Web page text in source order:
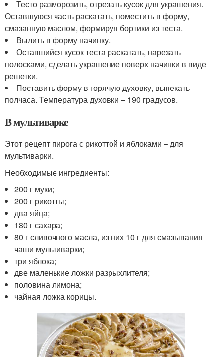
Тесто разморозить, отрезать кусок для украшения.
Оставшуюся часть раскатать, поместить в форму,
смазанную маслом, формируя бортики из теста.
Вылить в форму начинку.
Оставшийся кусок теста раскатать, нарезать
полосками, сделать украшение поверх начинки в виде
решетки.
Поставить форму в горячую духовку, выпекать
полчаса. Температура духовки – 190 градусов.
В мультиварке
Этот рецепт пирога с рикоттой и яблоками – для
мультиварки.
Необходимые ингредиенты:
200 г муки;
200 г рикотты;
два яйца;
180 г сахара;
80 г сливочного масла, из них 10 г для смазывания
чаши мультиварки;
три яблока;
две маленькие ложки разрыхлителя;
половина лимона;
чайная ложка корицы.